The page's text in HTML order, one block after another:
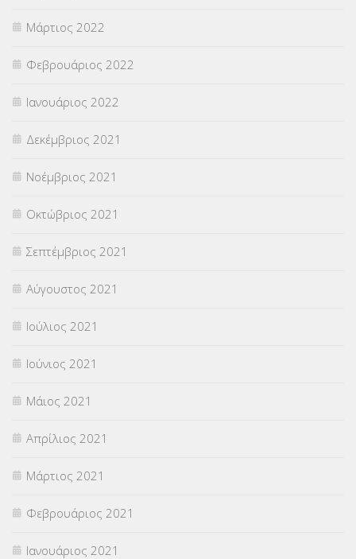
Μάρτιος 2022
Φεβρουάριος 2022
Ιανουάριος 2022
Δεκέμβριος 2021
Νοέμβριος 2021
Οκτώβριος 2021
Σεπτέμβριος 2021
Αύγουστος 2021
Ιούλιος 2021
Ιούνιος 2021
Μάιος 2021
Απρίλιος 2021
Μάρτιος 2021
Φεβρουάριος 2021
Ιανουάριος 2021